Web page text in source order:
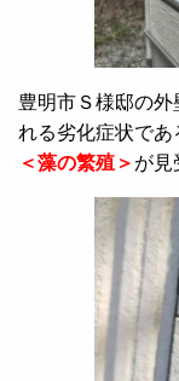
豊明市Ｓ様邸の
れる劣化症状であ
＜藻の繁殖＞ が見